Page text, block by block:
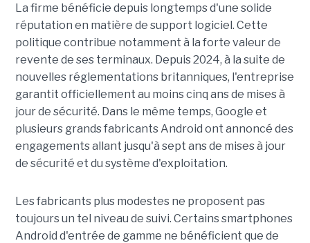
La firme bénéficie depuis longtemps d'une solide
réputation en matière de support logiciel. Cette
politique contribue notamment à la forte valeur de
revente de ses terminaux. Depuis 2024, à la suite de
nouvelles réglementations britanniques, l'entreprise
garantit officiellement au moins cinq ans de mises à
jour de sécurité. Dans le même temps, Google et
plusieurs grands fabricants Android ont annoncé des
engagements allant jusqu'à sept ans de mises à jour
de sécurité et du système d'exploitation.
Les fabricants plus modestes ne proposent pas
toujours un tel niveau de suivi. Certains smartphones
Android d'entrée de gamme ne bénéficient que de